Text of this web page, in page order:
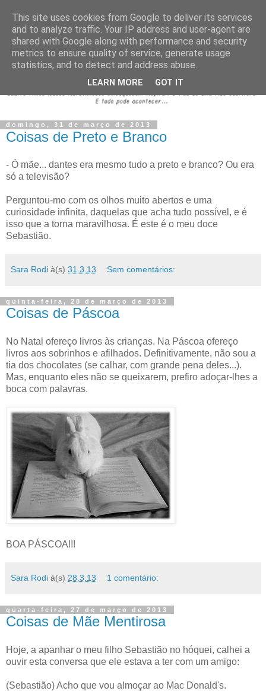
domingo, 31 de março de 2013
Coisas de Preto e Branco
- Ó mãe... dantes era mesmo tudo a preto e branco? Ou era
só a televisão?
Perguntou-mo com os olhos muito abertos e uma
curiosidade infinita, daquelas que acha tudo possível, e é
isso que a torna maravilhosa. É este é o meu doce
Sebastião.
Sara Rodi à(s) 31.3.13 Sem comentários:
quinta-feira, 28 de março de 2013
Coisas de Páscoa
No Natal ofereço livros às crianças. Na Páscoa ofereço
livros aos sobrinhos e afilhados. Definitivamente, não sou a
tia dos chocolates (se calhar, com grande pena deles...).
Mas, enquanto eles não se queixarem, prefiro adoçar-lhes a
boca com palavras.
BOA PÁSCOA!!!
Sara Rodi à(s) 28.3.13 1 comentário:
quarta-feira, 27 de março de 2013
Coisas de Mãe Mentirosa
Hoje, a apanhar o meu filho Sebastião no hóquei, calhei a
ouvir esta conversa que ele estava a ter com um amigo:
(Sebastião) Acho que vou almoçar ao Mac Donald's.
This site uses cookies from Google to deliver its services
and to analyze traffic. Your IP address and user-agent are
shared with Google along with performance and security
metrics to ensure quality of service, generate usage
statistics, and to detect and address abuse.
LEARN MORE GOT IT